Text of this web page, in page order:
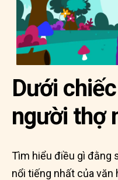
Dưới
người thợ
Tìm hiểu điều gì đằng
nổi tiếng nhất của văn